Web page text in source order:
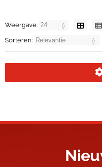
Weergave:
Sorteren: